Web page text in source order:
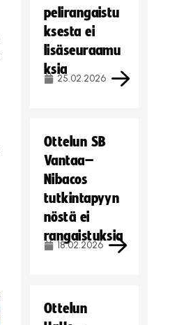
pelirangaistu
ksesta ei
lisäseuraamu
ksia
25.02.2026
Ottelun SB
Vantaa–
Nibacos
tutkintapyyn
nöstä ei
rangaistuksia
18.02.2026
Ottelun